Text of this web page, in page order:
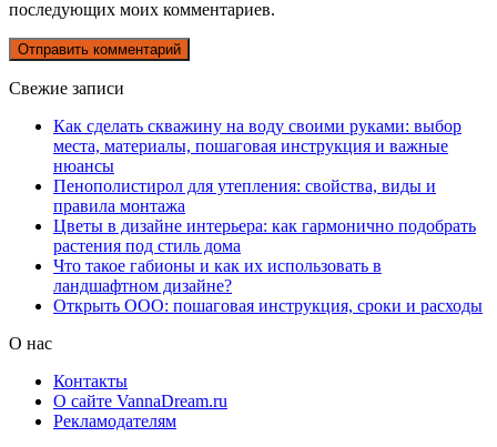
последующих моих комментариев.
Свежие записи
Как сделать скважину на воду своими руками: выбор
места, материалы, пошаговая инструкция и важные
нюансы
Пенополистирол для утепления: свойства, виды и
правила монтажа
Цветы в дизайне интерьера: как гармонично подобрать
растения под стиль дома
Что такое габионы и как их использовать в
ландшафтном дизайне?
Открыть ООО: пошаговая инструкция, сроки и расходы
О нас
Контакты
О сайте VannaDream.ru
Рекламодателям